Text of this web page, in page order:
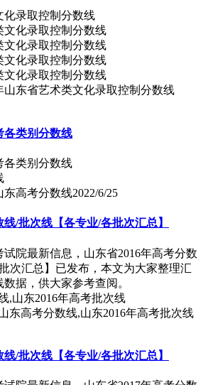
化录取控制分数线
山东省艺术类文化录取控制分数线
各类别分数线
各类别分数线
东高考分数线2022/6/25
/批次线【各专业/各批次汇总】
院最新信息，山东省2016年高考分数
次汇总】已发布，本文为大家整理汇
据，供大家参考查阅。
东高考分数线,山东2016年高考批次线
/批次线【各专业/各批次汇总】